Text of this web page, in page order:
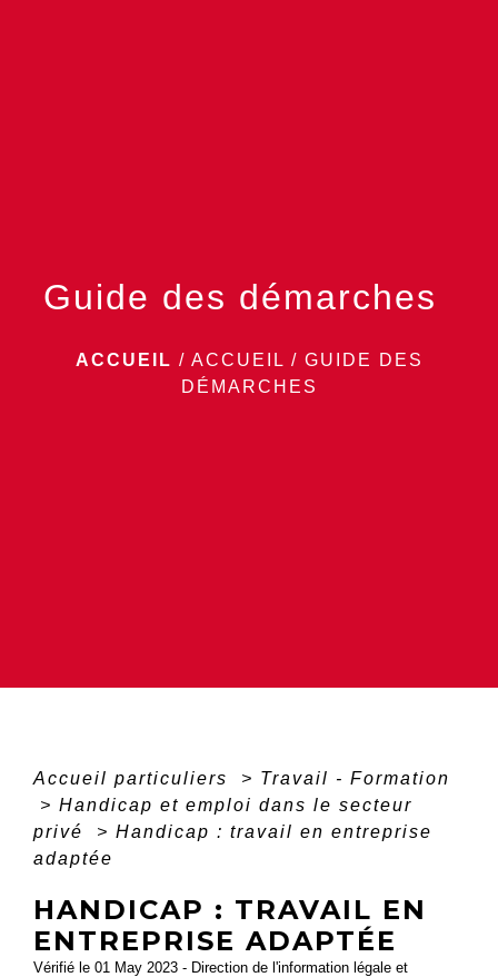
Guide des démarches
ACCUEIL / ACCUEIL / GUIDE DES
DÉMARCHES
Accueil particuliers > Travail - Formation
> Handicap et emploi dans le secteur
privé
> Handicap : travail en entreprise
adaptée
HANDICAP : TRAVAIL EN
ENTREPRISE ADAPTÉE
Vérifié le 01 May 2023 - Direction de l'information légale et